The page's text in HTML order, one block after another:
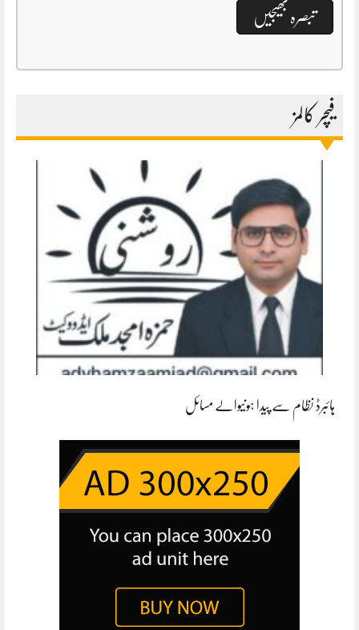
فیچر کالمز
ہائبرڈ نظام سے پیدا ہونیوالے مسائل